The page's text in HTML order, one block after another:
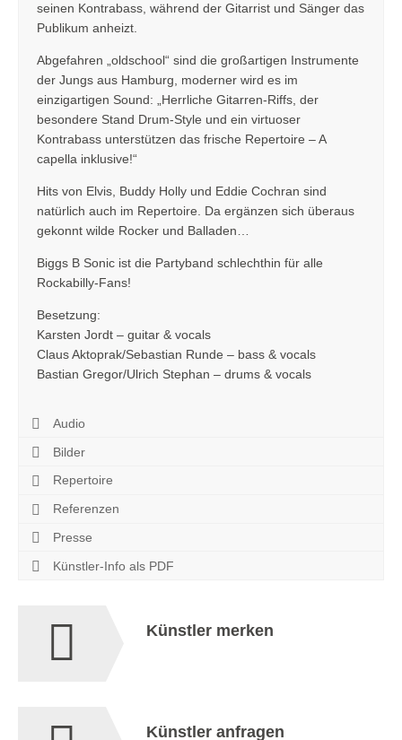
seinen Kontrabass, während der Gitarrist und Sänger das
Publikum anheizt.
Abgefahren „oldschool“ sind die großartigen Instrumente
der Jungs aus Hamburg, moderner wird es im
einzigartigen Sound: „Herrliche Gitarren-Riffs, der
besondere Stand Drum-Style und ein virtuoser
Kontrabass unterstützen das frische Repertoire – A
capella inklusive!“
Hits von Elvis, Buddy Holly und Eddie Cochran sind
natürlich auch im Repertoire. Da ergänzen sich überaus
gekonnt wilde Rocker und Balladen…
Biggs B Sonic ist die Partyband schlechthin für alle
Rockabilly-Fans!
Besetzung:
Karsten Jordt – guitar & vocals
Claus Aktoprak/Sebastian Runde – bass & vocals
Bastian Gregor/Ulrich Stephan – drums & vocals
Audio
Bilder
Repertoire
Referenzen
Presse
Künstler-Info als PDF
Künstler merken
Künstler anfragen